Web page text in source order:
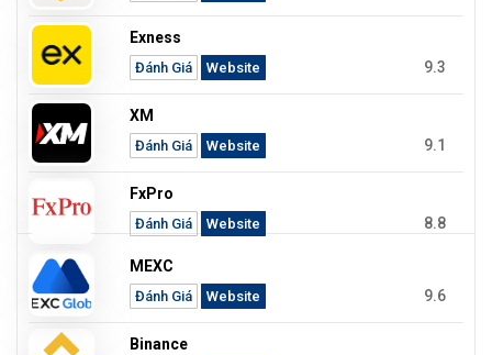
Exness
Đánh Giá Website 9.3
XM
Đánh Giá Website 9.1
FxPro
Đánh Giá Website 8.8
MEXC
Đánh Giá Website 9.6
Binance